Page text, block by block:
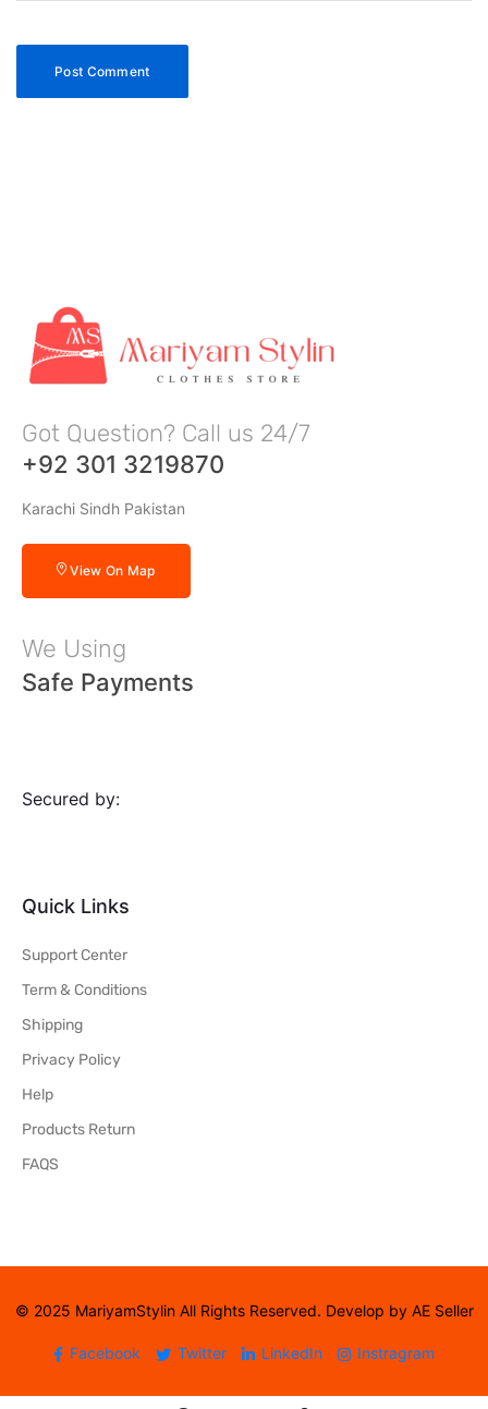
Got Question? Call us 24/7
+92 301 3219870
Karachi Sindh Pakistan
View On Map
We Using
Safe Payments
Secured by:
Quick Links
Support Center
Term & Conditions
Shipping
Privacy Policy
Help
Products Return
FAQS
© 2025 MariyamStylin All Rights Reserved. Develop by AE Seller
Facebook Twitter LinkedIn Instragram